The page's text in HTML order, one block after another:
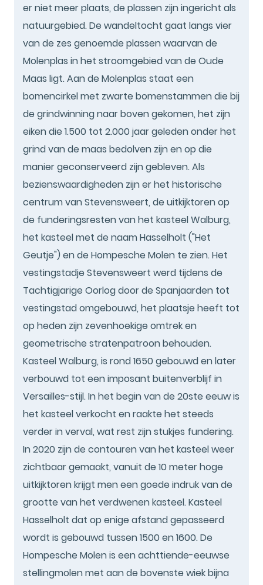
er niet meer plaats, de plassen zijn ingericht als
natuurgebied. De wandeltocht gaat langs vier
van de zes genoemde plassen waarvan de
Molenplas in het stroomgebied van de Oude
Maas ligt. Aan de Molenplas staat een
bomencirkel met zwarte bomenstammen die bij
de grindwinning naar boven gekomen, het zijn
eiken die 1.500 tot 2.000 jaar geleden onder het
grind van de maas bedolven zijn en op die
manier geconserveerd zijn gebleven. Als
bezienswaardigheden zijn er het historische
centrum van Stevensweert, de uitkijktoren op
de funderingsresten van het kasteel Walburg,
het kasteel met de naam Hasselholt ("Het
Geutje") en de Hompesche Molen te zien. Het
vestingstadje Stevensweert werd tijdens de
Tachtigjarige Oorlog door de Spanjaarden tot
vestingstad omgebouwd, het plaatsje heeft tot
op heden zijn zevenhoekige omtrek en
geometrische stratenpatroon behouden.
Kasteel Walburg, is rond 1650 gebouwd en later
verbouwd tot een imposant buitenverblijf in
Versailles-stijl. In het begin van de 20ste eeuw is
het kasteel verkocht en raakte het steeds
verder in verval, wat rest zijn stukjes fundering.
In 2020 zijn de contouren van het kasteel weer
zichtbaar gemaakt, vanuit de 10 meter hoge
uitkijktoren krijgt men een goede indruk van de
grootte van het verdwenen kasteel. Kasteel
Hasselholt dat op enige afstand gepasseerd
wordt is gebouwd tussen 1500 en 1600. De
Hompesche Molen is een achttiende-eeuwse
stellingmolen met aan de bovenste wiek bijna